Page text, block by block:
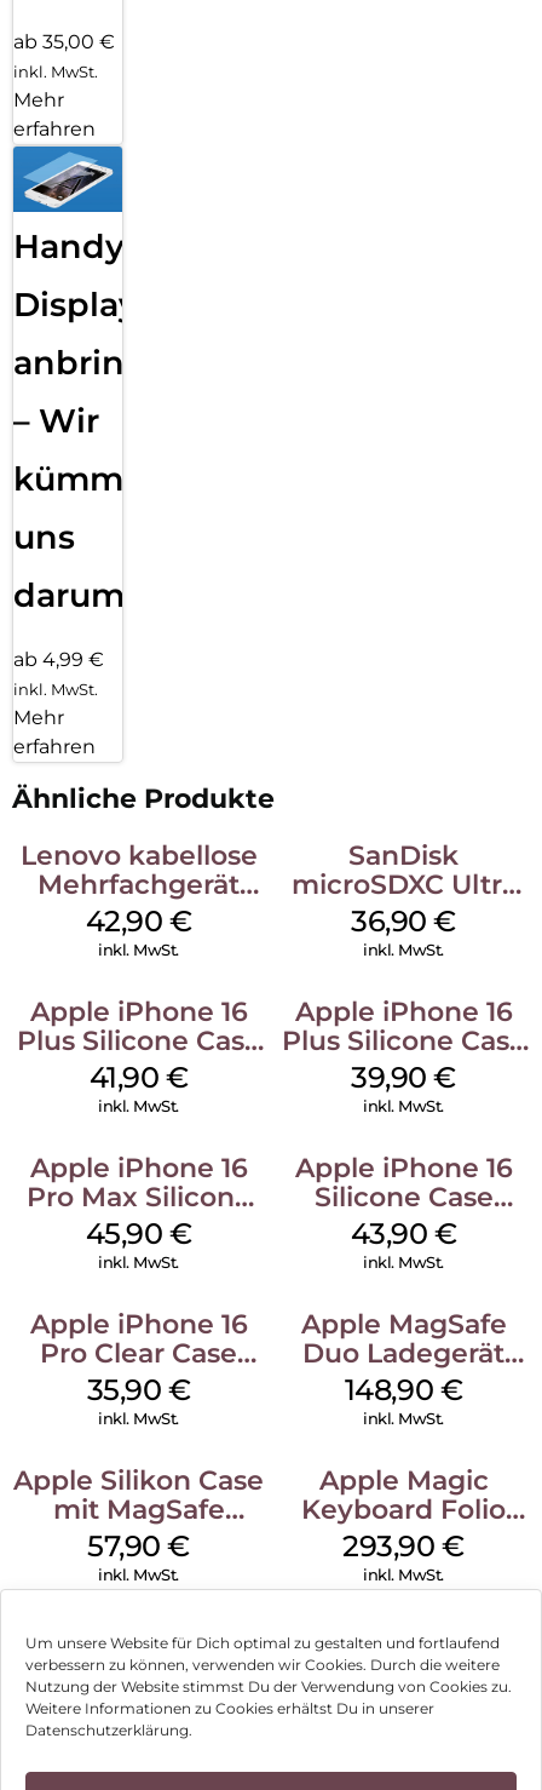
Um unsere Website für Dich optimal zu gestalten und fortlaufend
verbessern zu können, verwenden wir Cookies. Durch die weitere
Nutzung der Website stimmst Du der Verwendung von Cookies zu.
Weitere Informationen zu Cookies erhältst Du in unserer
Datenschutzerklärung.
ab 35,00 €
inkl. MwSt.
Mehr
erfahren
Handy
Displayfolie
anbringen
– Wir
kümmern
uns
darum!
ab 4,99 €
inkl. MwSt.
Mehr
erfahren
Ähnliche Produkte
Lenovo kabellose
Mehrfachgerät
Luna Grey
42,90 €
inkl. MwSt.
SanDisk
microSDXC Ultra
128 GB + Adapter
Mobile
36,90€
inkl. MwSt.
Apple iPhone 16
Plus Silicone Case
MagSafe Stone
Gray
41,90 €
inkl. MwSt.
Apple iPhone 16
Plus Silicone Case
MagSafe Plum
39,90€
inkl. MwSt.
Apple iPhone 16
Pro Max Silicone
Case MagSafe
Ultramarine
45,90 €
inkl. MwSt.
Apple iPhone 16
Silicone Case
MagSafe Plum
43,90 €
inkl. MwSt.
Apple iPhone 16
Pro Clear Case
MagSafe
Transparent
35,90 €
inkl. MwSt.
Apple MagSafe
Duo Ladegerät
Weiß
148,90 €
inkl. MwSt.
Apple Silikon Case
mit MagSafe
iPhone 14 Pro
(PRODUCT)RED
57,90€
inkl. MwSt.
Apple Magic
Keyboard Folio
iPad 10.9″ (10.Gen.)
Weiß
293,90€
inkl. MwSt.
Impressum